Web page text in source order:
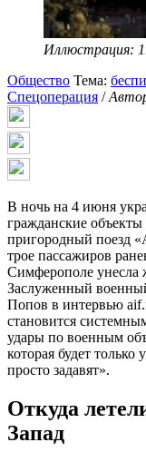
Иллюстрация:
Общество Тема:
Спецоперация /
В ночь на 4 июня
гражданские
пригородный поезд
трое пассажиров
Симферополе унесла
Заслуженный
Попов в интервью
становится
удары по военным
которая будет только
просто задавят».
Откуда
Запад